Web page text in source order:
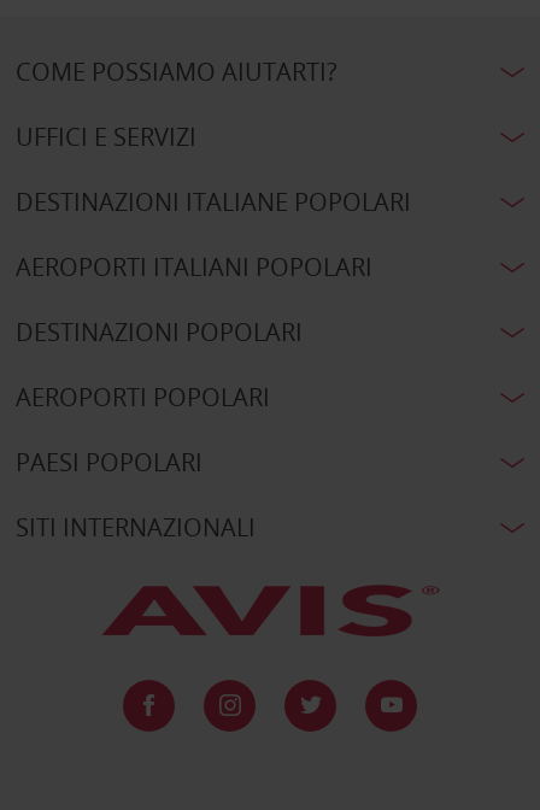
COME POSSIAMO AIUTARTI?
UFFICI E SERVIZI
DESTINAZIONI ITALIANE POPOLARI
AEROPORTI ITALIANI POPOLARI
DESTINAZIONI POPOLARI
AEROPORTI POPOLARI
PAESI POPOLARI
SITI INTERNAZIONALI